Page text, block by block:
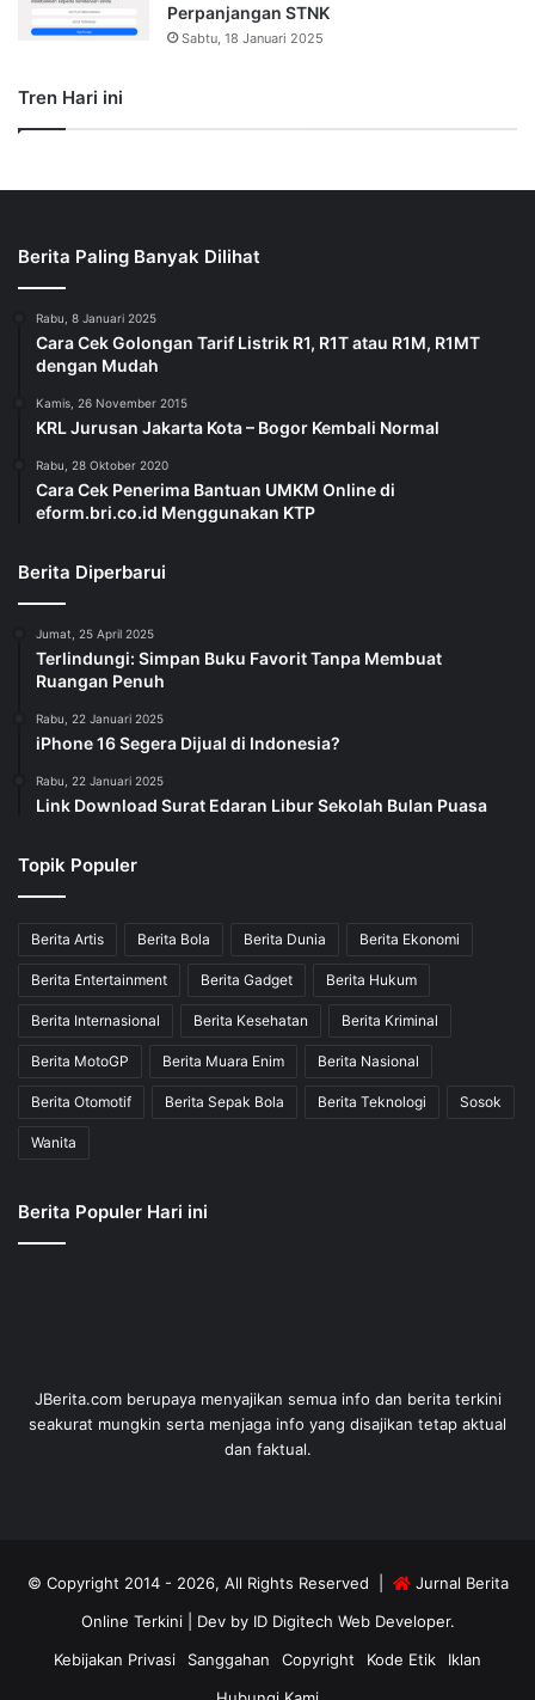
Perpanjangan STNK
Sabtu, 18 Januari 2025
Tren Hari ini
Berita Paling Banyak Dilihat
Rabu, 8 Januari 2025
Cara Cek Golongan Tarif Listrik R1, R1T atau R1M, R1MT
dengan Mudah
Kamis, 26 November 2015
KRL Jurusan Jakarta Kota – Bogor Kembali Normal
Rabu, 28 Oktober 2020
Cara Cek Penerima Bantuan UMKM Online di
eform.bri.co.id Menggunakan KTP
Berita Diperbarui
Jumat, 25 April 2025
Terlindungi: Simpan Buku Favorit Tanpa Membuat
Ruangan Penuh
Rabu, 22 Januari 2025
iPhone 16 Segera Dijual di Indonesia?
Rabu, 22 Januari 2025
Link Download Surat Edaran Libur Sekolah Bulan Puasa
Topik Populer
Berita Artis Berita Bola Berita Dunia Berita Ekonomi
Berita Entertainment Berita Gadget Berita Hukum
Berita Internasional Berita Kesehatan Berita Kriminal
Berita MotoGP Berita Muara Enim Berita Nasional
Berita Otomotif Berita Sepak Bola Berita Teknologi Sosok
Wanita
Berita Populer Hari ini
JBerita.com berupaya menyajikan semua info dan berita terkini
seakurat mungkin serta menjaga info yang disajikan tetap aktual
dan faktual.
© Copyright 2014 - 2026, All Rights Reserved |
Jurnal Berita
Online Terkini| Dev by ID Digitech Web Developer.
Kebijakan Privasi
Sanggahan Copyright Kode Etik
Iklan